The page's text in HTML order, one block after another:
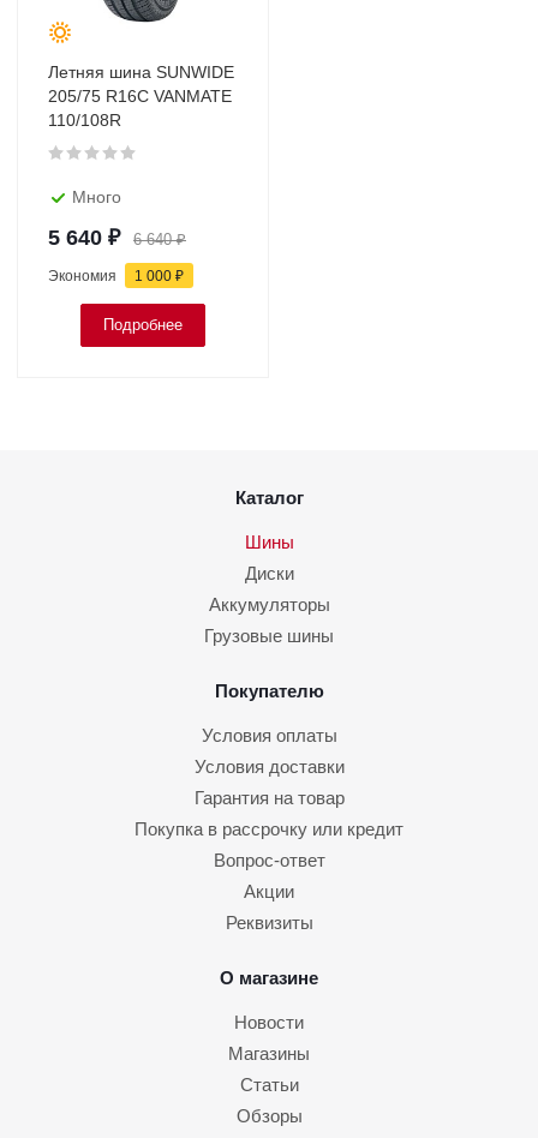
Летняя шина SUNWIDE
205/75 R16C VANMATE
110/108R
Много
5 640 ₽ 6 640₽
Экономия 1 000 ₽
Подробнее
Каталог
Шины
Диски
Аккумуляторы
Грузовые шины
Покупателю
Условия оплаты
Условия доставки
Гарантия на товар
Покупка в рассрочку или кредит
Вопрос-ответ
Акции
Реквизиты
О магазине
Новости
Магазины
Статьи
Обзоры